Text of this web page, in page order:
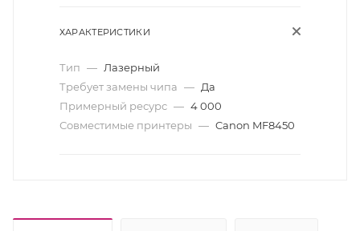
ХАРАКТЕРИСТИКИ
Тип — Лазерный
Требует замены чипа — Да
Примерный ресурс — 4 000
Совместимые принтеры — Canon MF8450